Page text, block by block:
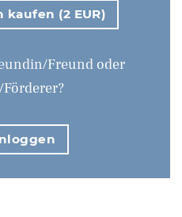
(2 EUR)
Freund oder